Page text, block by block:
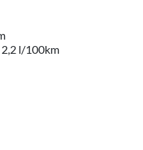
2,2 l/100km